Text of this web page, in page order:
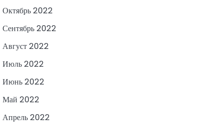
Октябрь 2022
Сентябрь 2022
Август 2022
Июль 2022
Июнь 2022
Май 2022
Апрель 2022